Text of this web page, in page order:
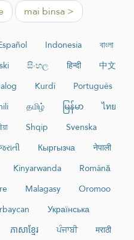
mai binsa >
Indonesia
বাংলা
සිංහල हिन्दी
中文
Kurdî
Português
தமிழ் မြန်မာ
ไทย
Shqip
Svenska
Кыргызча
नेपाली
Kinyarwanda
Română
Malagasy
Oromoo
Українська
ភាសាខ្មែរ ਪੰਜਾਬੀ मराठी